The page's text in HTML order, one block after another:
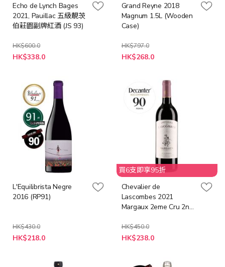
Echo de Lynch Bages
2021, Pauillac 五級靚茨
伯莊園副牌紅酒 (JS 93)
HK$600.0
特
殊
HK$338.0
Grand Reyne 2018
Magnum 1.5L (Wooden
Case)
HK$797.0
特
殊
HK$268.0
L'Equilibrista Negre
2016 (RP91)
HK$430.0
特
殊
HK$218.0
買6支即享95折
Chevalier de
Lascombes 2021
Margaux 2eme Cru 2nd
HK$450.0
特
殊
HK$238.0